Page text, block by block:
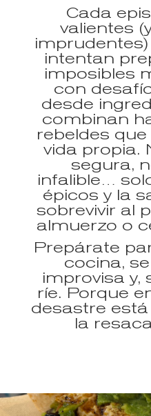
Cada
valientes
intentan
imposibles
con
desde
combinan
rebeldes
vida propia.
segura,
infalible…
épicos y la
sobrevivir al
almuerzo o
Prepárate
cocina,
improvisa y,
ríe. Porque
desastre está
la